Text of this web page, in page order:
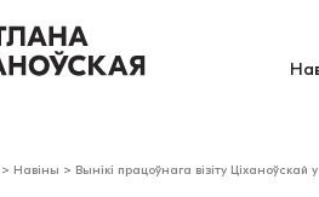
> Навіны > Вынікі працоўнага візіту Ціханоўскай